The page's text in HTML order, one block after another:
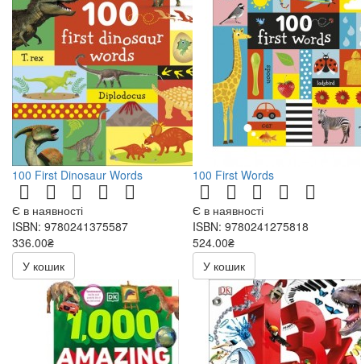
100 First Dinosaur Words
Є в наявності
ISBN: 9780241375587
336.00₴
У кошик
100 First Words
Є в наявності
ISBN: 9780241275818
524.00₴
У кошик